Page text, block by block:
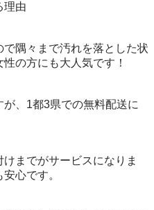
理由
隅々まで汚れを落とした状
の方にも大人気です！
、1都3県での無料配送に
までがサービスになりま
心です。